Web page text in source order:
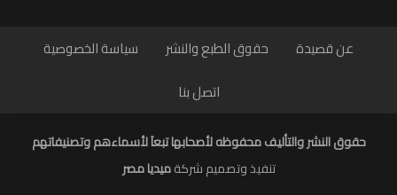
عن قصيدة حقوق الطبع والنشر
سياسة الخصوصية
اتصل بنا
حقوق النشر والتأليف محفوظه لأصحابها تبعاَ لأسماءهم وتصنيفاتهم
تنفيذ وتصميم شركةميديا مصر